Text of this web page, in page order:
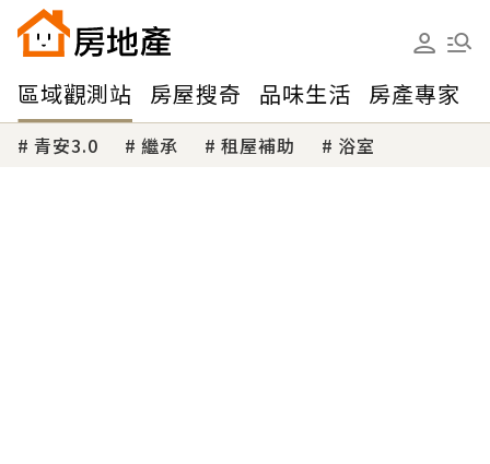
區域觀測站 房屋搜奇 品味生活 房產專家
青安3.0 繼承 租屋補助 浴室